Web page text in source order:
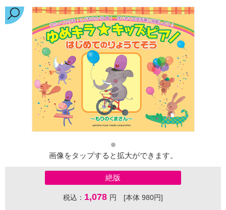
画像をタップすると拡大ができます。
絶版
税込： 1,078 円 [本体 980円]